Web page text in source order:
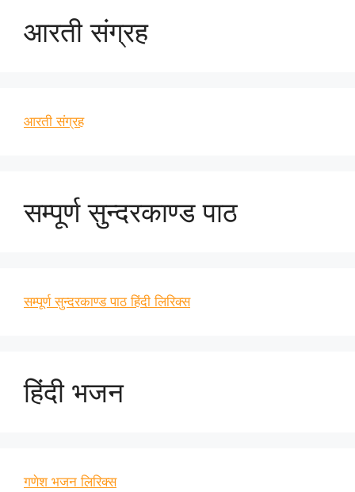
आरती संग्रह
आरती संग्रह
सम्पूर्ण सुन्दरकाण्ड पाठ
सम्पूर्ण सुन्दरकाण्ड पाठ हिंदी लिरिक्स
हिंदी भजन
गणेश भजन लिरिक्स